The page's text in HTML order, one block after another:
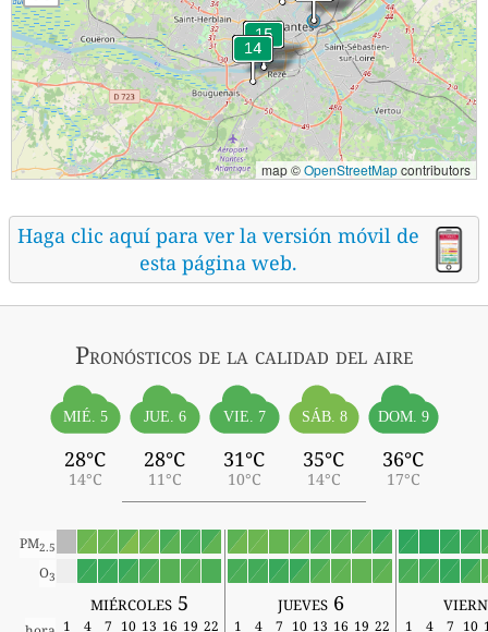
map ©OpenStreetMapcontributors
Haga clic aquí para ver la versión móvil de
esta página web.
Pronósticos de la calidad del aire
MIÉ. 5
28°C
14°C
JUE. 6
28°C
11°C
VIE. 7
31°C
10°C
SÁB. 8
35°C
14°C
DOM. 9
36°C
17°C
PM2.5
O3
miércoles 5 jueves 6
1 4 7 10 13 16 19 22 1 4 7 10 13 16 19 22 1 4 7 10